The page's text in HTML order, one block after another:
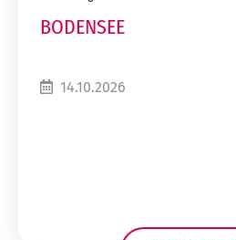
BODENSEE
14.10.2026